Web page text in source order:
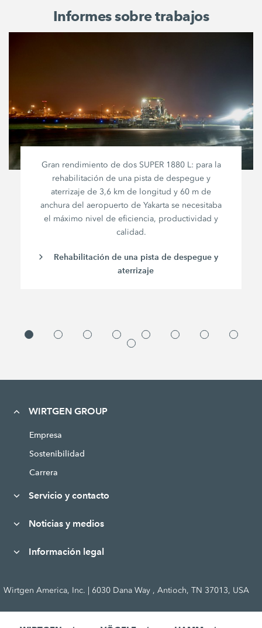
Informes sobre trabajos
Gran rendimiento de dos SUPER 1880 L: para la
rehabilitación de una pista de despegue y
aterrizaje de 3,6 km de longitud y 60 m de
anchura del aeropuerto de Yakarta se necesitaba
el máximo nivel de eficiencia, productividad y
calidad.
Rehabilitación de una pista de despegue y
aterrizaje
WIRTGEN GROUP
Empresa
Sostenibilidad
Carrera
Servicio y contacto
Noticias y medios
Información legal
Wirtgen America, Inc. | 6030 Dana Way , Antioch, TN 37013, USA